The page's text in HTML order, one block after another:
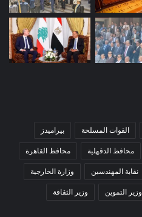
القوات المسلحة
بيراميدز
محافظ الدقهلية
محافظ القاهرة
نقابة المهندسين
وزارة الخارجية
وزير التموين
وزير الثقافة